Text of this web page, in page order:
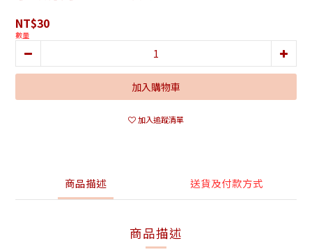
NT$30
數量
加入購物車
加入追蹤清單
商品描述 送貨及付款方式
商品描述